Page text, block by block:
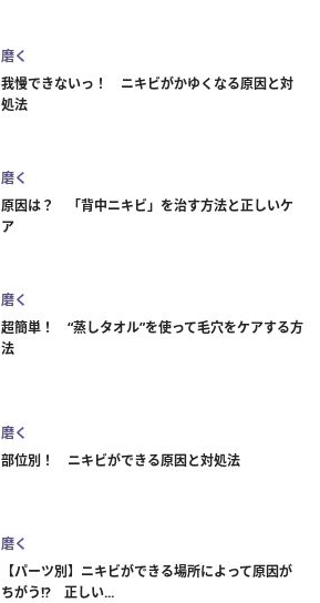
磨く
我慢できないっ！ ニキビがかゆくなる原因と対
処法
磨く
原因は？ 「背中ニキビ」を治す方法と正しいケ
ア
磨く
超簡単！ “蒸しタオル”を使って毛穴をケアする方
法
磨く
部位別！ ニキビができる原因と対処法
磨く
【パーツ別】ニキビができる場所によって原因が
ちがう!? 正しい...